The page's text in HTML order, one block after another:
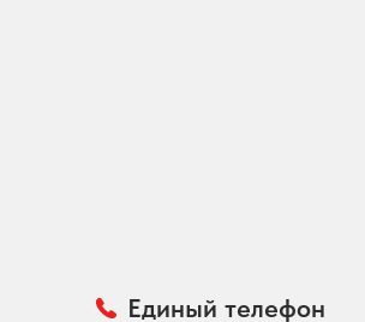
Единый телефон